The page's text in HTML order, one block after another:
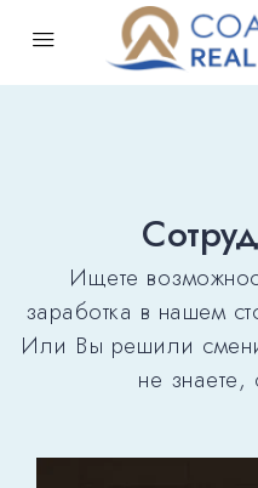
Ищете
заработка в нашем
Или Вы решили
не знаете,